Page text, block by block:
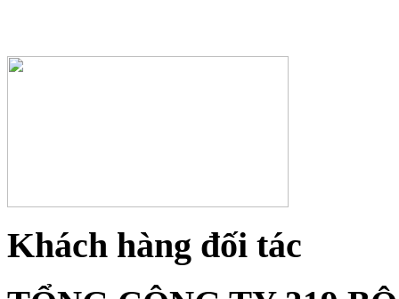
Khách hàng đối tác